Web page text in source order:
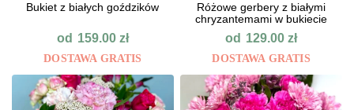
Bukiet z białych goździków
od 159.00 zł
DOSTAWA GRATIS
Różowe gerbery z białymi
chryzantemami w bukiecie
od 129.00zł
DOSTAWA GRATIS